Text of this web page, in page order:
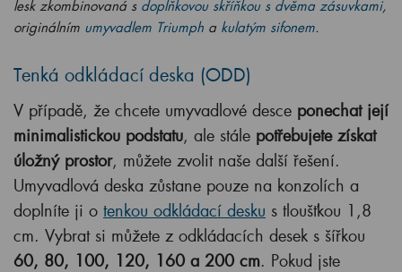
lesk zkombinovaná s doplňkovou skříňkou s dvěma zásuvkami,
originálním umyvadlem Triumph a kulatým sifonem.
Tenká odkládací deska (ODD)
V případě, že chcete umyvadlové desce ponechat její
minimalistickou podstatu, ale stále potřebujete získat
úložný prostor, můžete zvolit naše další řešení.
Umyvadlová deska zůstane pouze na konzolích a
doplníte ji o tenkou odkládací desku s tloušťkou 1,8
cm. Vybrat si můžete z odkládacích desek s šířkou
60, 80, 100, 120, 160 a 200 cm. Pokud jste